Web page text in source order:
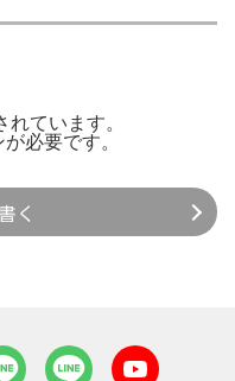
ています。
が必要です。
く